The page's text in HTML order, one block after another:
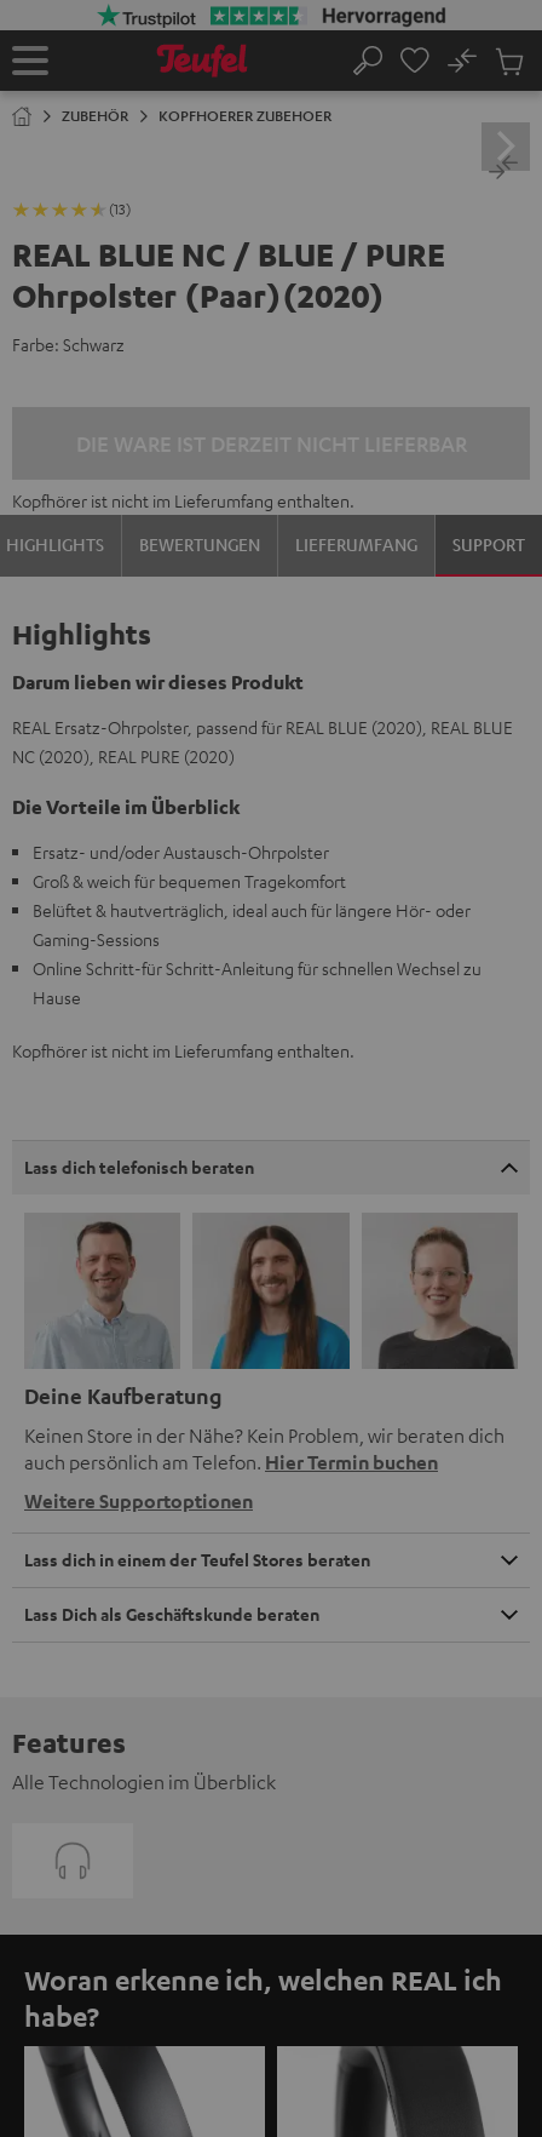
Startseite
Suche
No
ZUBEHÖR KOPFHOERER ZUBEHOER
(13)
REAL BLUE NC / BLUE / PURE
Ohrpolster (Paar)(2020)
Farbe: Schwarz
Kopfhörer ist nicht im Lieferumfang enthalten.
HIGHLIGHTS
BEWERTUNGEN LIEFERUMFANG SUPPORT
Highlights
Darum lieben wir dieses Produkt
REAL Ersatz-Ohrpolster, passend für REAL BLUE (2020), REAL BLUE
NC (2020), REAL PURE (2020)
Die Vorteile im Überblick
Ersatz- und/oder Austausch-Ohrpolster
Groß & weich für bequemen Tragekomfort
Belüftet & hautverträglich, ideal auch für längere Hör- oder
Gaming-Sessions
Online Schritt-für Schritt-Anleitung für schnellen Wechsel zu
Hause
Kopfhörer ist nicht im Lieferumfang enthalten.
Lass dich telefonisch beraten
Deine Kaufberatung
Keinen Store in der Nähe? Kein Problem, wir beraten dich
auch persönlich am Telefon. Hier Termin buchen
Weitere Supportoptionen
Lass dich in einem der Teufel Stores beraten
Lass Dich als Geschäftskunde beraten
Features
Alle Technologien im Überblick
Woran erkenne ich, welchen REAL ich
habe?